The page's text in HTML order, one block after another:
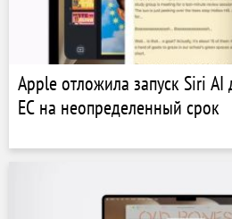
Apple отложила запуск Siri
ЕС на неопределенный срок